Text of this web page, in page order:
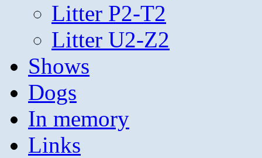
Litter P2-T2
Litter U2-Z2
Shows
Dogs
In memory
Links